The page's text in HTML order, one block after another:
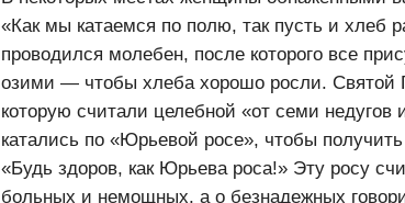
В некоторых местах женщины обнаженными
«Как мы катаемся по полю, так пусть и хлеб
проводился молебен, после которого все
озими — чтобы хлеба хорошо росли. Святой
которую считали целебной «от семи недугов
катались по «Юрьевой росе», чтобы
«Будь здоров, как Юрьева роса!» Эту росу